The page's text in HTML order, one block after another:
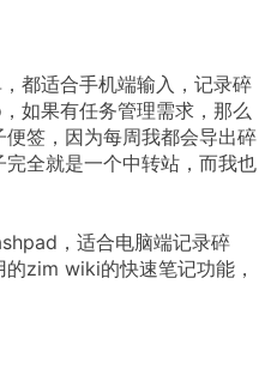
都适合手机端输入，记录碎
如果有任务管理需求，那么
签，因为每周我都会导出碎
全就是一个中转站，而我也
，适合电脑端记录碎
zim wiki的快速笔记功能，